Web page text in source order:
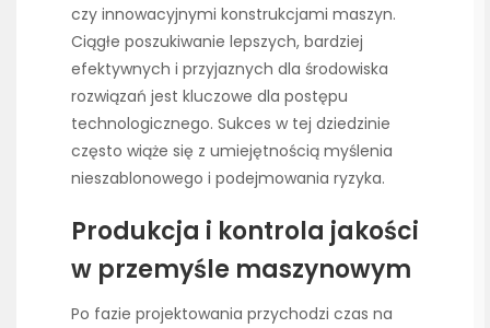
czy innowacyjnymi konstrukcjami maszyn.
Ciągłe poszukiwanie lepszych, bardziej
efektywnych i przyjaznych dla środowiska
rozwiązań jest kluczowe dla postępu
technologicznego. Sukces w tej dziedzinie
często wiąże się z umiejętnością myślenia
nieszablonowego i podejmowania ryzyka.
Produkcja i kontrola jakości
w przemyśle maszynowym
Po fazie projektowania przychodzi czas na